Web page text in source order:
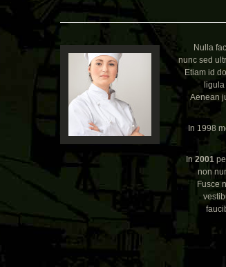
Nulla
nunc sed
Etiam id
Aenean
In 1998
In 2001
non
Fusce